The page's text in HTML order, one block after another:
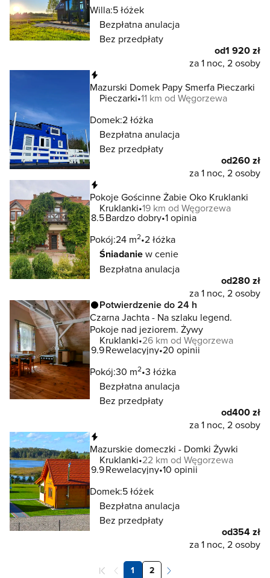
Willa:5 łóżek
Bezpłatna anulacja
Bez przedpłaty
od1 920 zł
za 1 noc, 2 osoby
Mazurski Domek Papy Smerfa Pieczarki
Pieczarki 11 km od Węgorzewa
Domek:2 łóżka
Bezpłatna anulacja
Bez przedpłaty
od260 zł
za 1 noc, 2 osoby
Pokoje Gościnne Żabie Oko Kruklanki
Kruklanki 19 km od Węgorzewa
8.5Bardzo dobry 1 opinia
Pokój:24 m2 2 łóżka
Śniadaniew cenie
Bezpłatna anulacja
od280 zł
za 1 noc, 2 osoby
Potwierdzenie do 24 h
Czarna Jachta - Na szlaku legend.
Pokoje nad jeziorem. Żywy
Kruklanki 26 km od Węgorzewa
9.9Rewelacyjny 20 opinii
Pokój:30 m2 3 łóżka
Bezpłatna anulacja
Bez przedpłaty
od400 zł
za 1 noc, 2 osoby
Mazurskie domeczki - Domki Żywki
Kruklanki 22 km od Węgorzewa
9.9Rewelacyjny 10 opinii
Domek:5 łóżek
Bezpłatna anulacja
Bez przedpłaty
od354 zł
za 1 noc, 2 osoby
1 2